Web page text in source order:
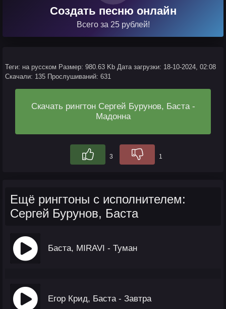
Создать песню онлайн
Всего за 25 рублей!
Теги: на русском Размер: 980.63 Kb Дата загрузки: 18-10-2024, 02:08
Скачали: 135 Прослушиваний: 631
Скачать рингтон Сергей Бурунов, Баста -
Мадонна
3 1
Ещё рингтоны с исполнителем:
Сергей Бурунов, Баста
Баста, MIRAVI - Туман
Егор Крид, Баста - Завтра